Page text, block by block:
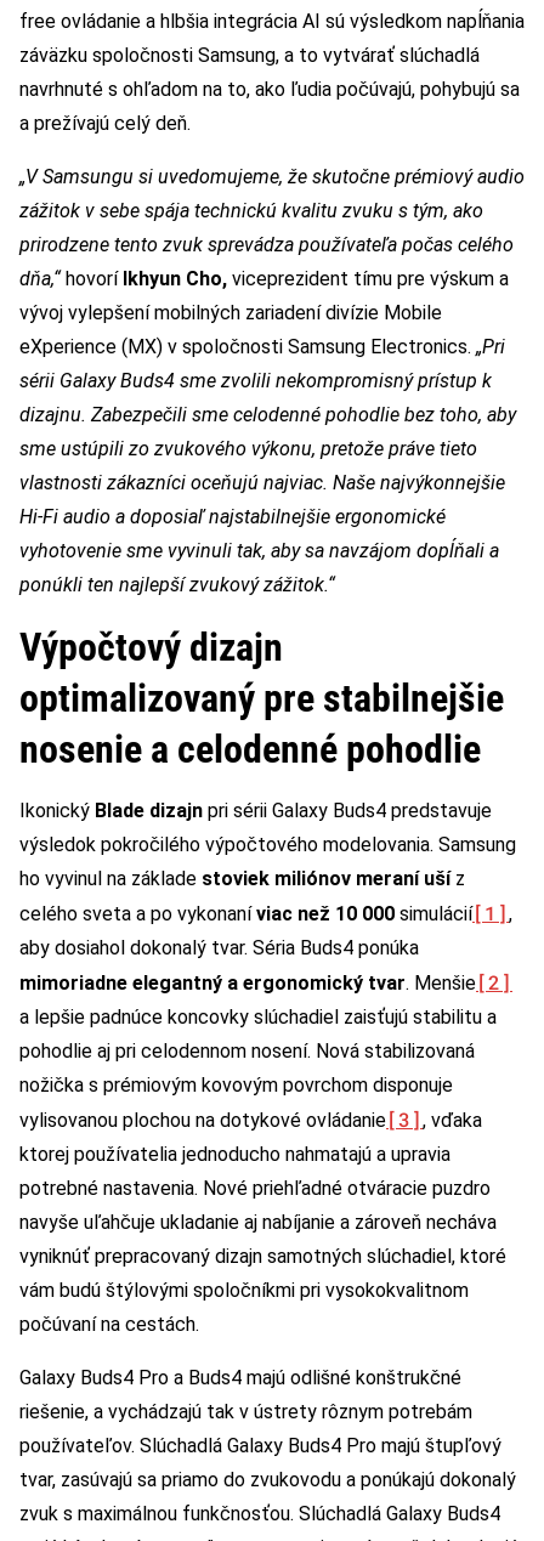
free ovládanie a hlbšia integrácia AI sú výsledkom napĺňania
záväzku spoločnosti Samsung, a to vytvárať slúchadlá
navrhnuté s ohľadom na to, ako ľudia počúvajú, pohybujú sa
a prežívajú celý deň.
„V Samsungu si uvedomujeme, že skutočne prémiový audio
zážitok v sebe spája technickú kvalitu zvuku s tým, ako
prirodzene tento zvuk sprevádza používateľa počas celého
dňa,“hovorí Ikhyun Cho, viceprezident tímu pre výskum a
vývoj vylepšení mobilných zariadení divízie Mobile
eXperience (MX) v spoločnosti Samsung Electronics. „Pri
sérii Galaxy Buds4 sme zvolili nekompromisný prístup k
dizajnu. Zabezpečili sme celodenné pohodlie bez toho, aby
sme ustúpili zo zvukového výkonu, pretože práve tieto
vlastnosti zákazníci oceňujú najviac. Naše najvýkonnejšie
Hi-Fi audio a doposiaľ najstabilnejšie ergonomické
vyhotovenie sme vyvinuli tak, aby sa navzájom dopĺňali a
ponúkli ten najlepší zvukový zážitok.“
Výpočtový dizajn
optimalizovaný pre stabilnejšie
nosenie a celodenné pohodlie
Ikonický Blade dizajn pri sérii Galaxy Buds4 predstavuje
výsledok pokročilého výpočtového modelovania. Samsung
ho vyvinul na základe stoviek miliónov meraní ušíz
celého sveta a po vykonaníviac než 10 000 simulácií[1],
aby dosiahol dokonalý tvar. Séria Buds4 ponúka
mimoriadne elegantný a ergonomický tvar. Menšie[2]
a lepšie padnúce koncovky slúchadiel zaisťujú stabilitu a
pohodlie aj pri celodennom nosení. Nová stabilizovaná
nožička s prémiovým kovovým povrchom disponuje
vylisovanou plochou na dotykové ovládanie[3], vďaka
ktorej používatelia jednoducho nahmatajú a upravia
potrebné nastavenia. Nové priehľadné otváracie puzdro
navyše uľahčuje ukladanie aj nabíjanie a zároveň necháva
vyniknúť prepracovaný dizajn samotných slúchadiel, ktoré
vám budú štýlovými spoločníkmi pri vysokokvalitnom
počúvaní na cestách.
Galaxy Buds4 Pro a Buds4 majú odlišné konštrukčné
riešenie, a vychádzajú tak v ústrety rôznym potrebám
používateľov. Slúchadlá Galaxy Buds4 Pro majú štupľový
tvar, zasúvajú sa priamo do zvukovodu a ponúkajú dokonalý
zvuk s maximálnou funkčnosťou. Slúchadlá Galaxy Buds4